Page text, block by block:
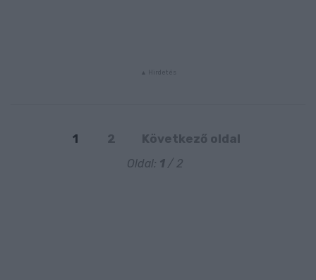
1 2 Következő oldal
Oldal: 1/ 2